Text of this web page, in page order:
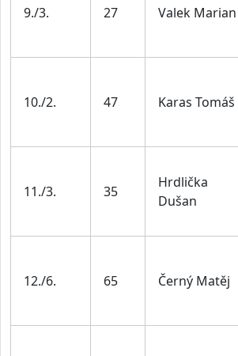
9./3. 27 Valek Marian
10./2. 47 Karas Tomáš
11./3. 35
Hrdlička
Dušan
12./6. 65 Černý Matěj